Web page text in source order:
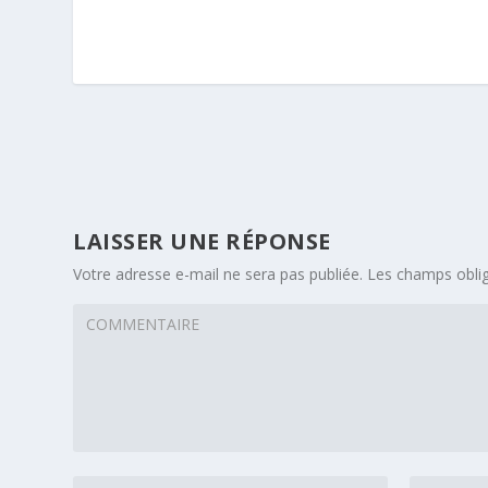
LAISSER UNE RÉPONSE
Votre adresse e-mail ne sera pas publiée. Les champs